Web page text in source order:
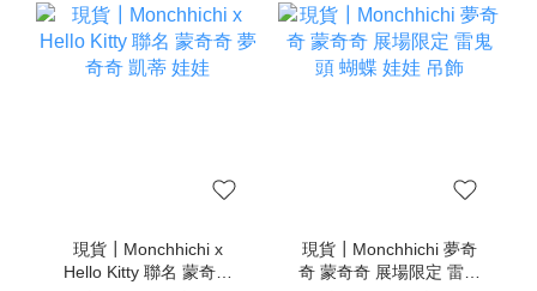
現貨┃Monchhichi x
Hello Kitty 聯名 蒙奇奇
現貨┃Monchhichi 夢奇
奇 蒙奇奇 展場限定 雷鬼